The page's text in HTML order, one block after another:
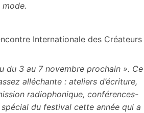
Internationale des Créateurs
du 3 au 7 novembre prochain ». Ce
alléchante : ateliers d’écriture,
radiophonique, conférences-
du festival cette année qui a